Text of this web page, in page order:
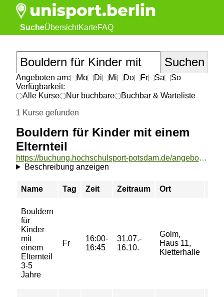
SucheÜbersichtKarteFAQ
Angeboten am: Mo Di Mi Do Fr Sa
So
Verfügbarkeit:
Alle Kurse
Nur buchbare
Buchbar & Warteliste
1 Kurse gefunden
Bouldern für Kinder mit einem
Elternteil
https://buchung.hochschulsport-potsdam.de/angebote/aktueller_zeitraum/_Bouldern_fuer_Kinder_mit_einem_Elternteil.html
Beschreibung anzeigen
Name Tag Zeit Zeitraum Ort
Bouldern
für
Kinder
mit
einem
Elternteil
3-5
Jahre
Fr
16:00-
16:45
31.07.-
16.10.
Golm,
Haus 11,
Kletterhalle